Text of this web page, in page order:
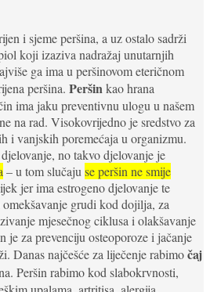
i sjeme peršina, a uz ostalo sadrži
koji izaziva nadražaj unutarnjih
ga ima u peršinovom eteričnom
peršina. Peršinkao hrana
ima jaku preventivnu ulogu u našem
na rad. Visokovrijedno je sredstvo za
i vanjskih poremećaja u organizmu.
no takvo djelovanje je
– u tom slučajuse peršin ne smije
jer ima estrogeno djelovanje te
grudi kod dojilja, za
mjesečnog ciklusa i olakšavanje
je za prevenciju osteoporoze i jačanje
Danas najčešće za liječenje rabimočaj
Peršin rabimo kod slabokrvnosti,